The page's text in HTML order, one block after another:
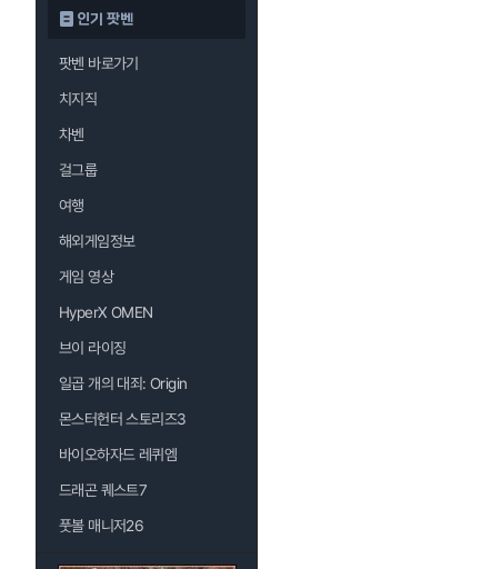
인기 팟벤
팟벤 바로가기
치지직
차벤
걸그룹
여행
해외게임정보
게임 영상
HyperX OMEN
브이 라이징
일곱 개의 대죄: Origin
몬스터헌터 스토리즈3
바이오하자드 레퀴엠
드래곤 퀘스트7
풋볼 매니저26